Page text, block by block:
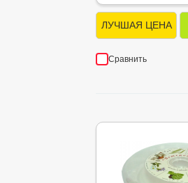
ЛУЧШАЯ ЦЕНА
Сравнить